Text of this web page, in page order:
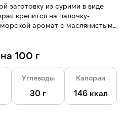
заготовку из сурими в виде
крепится на палочку-
аромат с маслянистыми
умеренно хрустящей
100 г
Углеводы
30 г
Калории
146 ккал